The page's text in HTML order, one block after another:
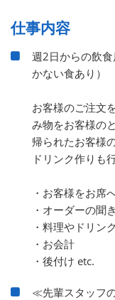
仕事内容
週2日からの飲
かない食あり）
お客様のご注文
み物をお客様の
帰られたお客様
ドリンク作りも
・お客様をお席
・オーダーの聞
・料理やドリン
・お会計
・後付け etc.
≪先輩スタッフ